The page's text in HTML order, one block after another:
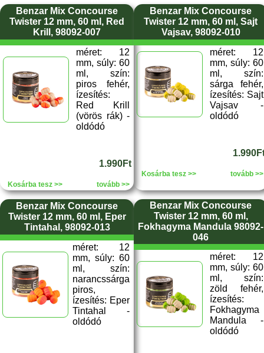
Benzar Mix Concourse
Twister 12 mm, 60 ml, Red
Krill, 98092-007
méret: 12
mm, súly: 60
ml, szín:
piros fehér,
ízesítés:
Red Krill
(vörös rák) -
oldódó
1.990Ft
Kosárba tesz >> tovább >>
Benzar Mix Concourse
Twister 12 mm, 60 ml, Sajt
Vajsav, 98092-010
méret: 12
mm, súly: 60
ml, szín:
sárga fehér,
ízesítés: Sajt
Vajsav -
oldódó
Kosárba tesz >> tovább >>
Benzar Mix Concourse
Twister 12 mm, 60 ml, Eper
Tintahal, 98092-013
méret: 12
mm, súly: 60
ml, szín:
narancssárga
piros,
ízesítés: Eper
Tintahal -
oldódó
Benzar Mix Concourse
Twister 12 mm, 60 ml,
Fokhagyma Mandula 98092-
046
méret: 12
mm, súly: 60
ml, szín:
zöld fehér,
ízesítés:
Fokhagyma
Mandula -
oldódó